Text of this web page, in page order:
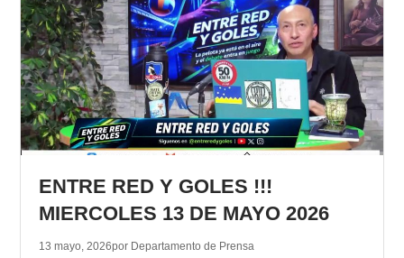
VIDEOS
GALERIA DE FOTOS
APP MÓVIL
ENTRE RED Y GOLES !!!
MIERCOLES 13 DE MAYO 2026
13 mayo, 2026por Departamento de Prensa